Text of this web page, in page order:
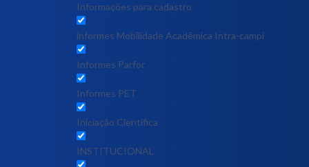
Informações para cadastro
informes Mobilidade Acadêmica Intra-campi
Informes Parfor
Informes PET
Iniciação Científica
INSTITUCIONAL